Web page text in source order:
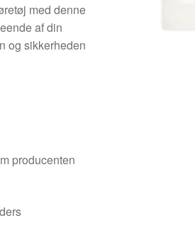
med denne
af din
og sikkerheden
producenten